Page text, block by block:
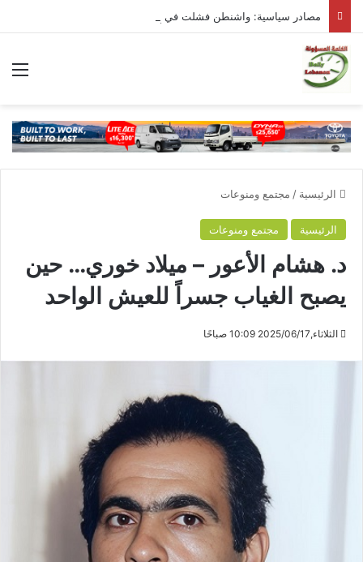
مصادر سياسية: واشنطن فشلت في إِحداث خرقٍ في المفاوضات
الرئيسية / مجتمع ومنوعات
الرئيسية مجتمع ومنوعات
د. هشام الأعور – ميلاد خوري… حين
يصبح الغياب جسراً للعيش الواحد
الثلاثاء,2025/06/17 10:09 صباحًا